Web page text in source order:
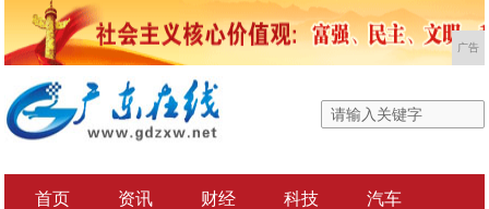
广告
首页 资讯 财经 科技 汽车